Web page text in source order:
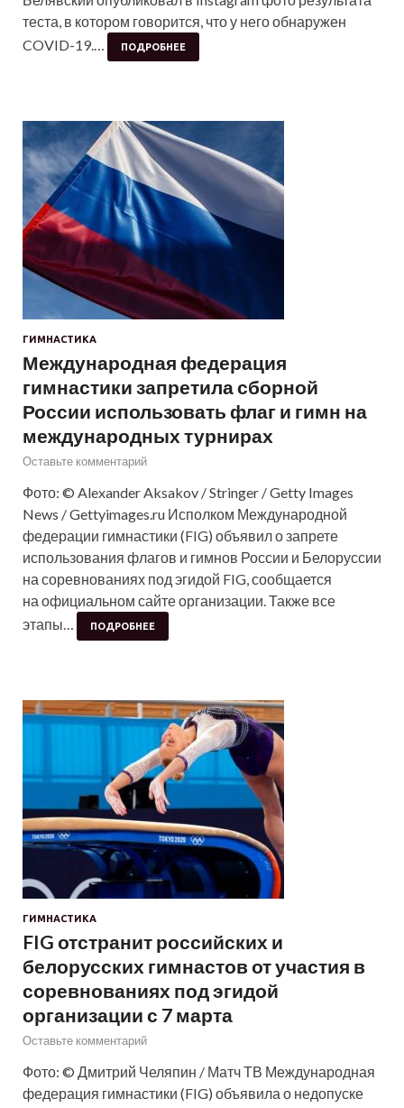
теста, в котором говорится, что у него обнаружен
COVID-19.…
ПОДРОБНЕЕ
ГИМНАСТИКА
Международная федерация
гимнастики запретила сборной
России использовать флаг и гимн на
международных турнирах
Оставьте комментарий
Фото: © Alexander Aksakov / Stringer / Getty Images
News / Gettyimages.ru Исполком Международной
федерации гимнастики (FIG) объявил о запрете
использования флагов и гимнов России и Белоруссии
на соревнованиях под эгидой FIG, сообщается
на официальном сайте организации. Также все
этапы…
ПОДРОБНЕЕ
ГИМНАСТИКА
FIG отстранит российских и
белорусских гимнастов от участия в
соревнованиях под эгидой
организации с 7 марта
Оставьте комментарий
Фото: © Дмитрий Челяпин / Матч ТВ Международная
федерация гимнастики (FIG) объявила о недопуске